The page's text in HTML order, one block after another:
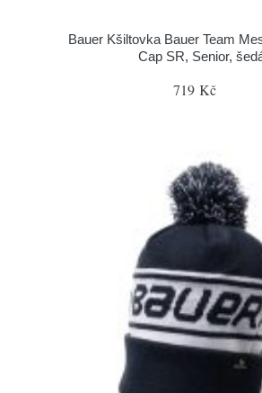
Bauer Kšiltovka Bauer Team
Cap SR, Senior,
719 Kč